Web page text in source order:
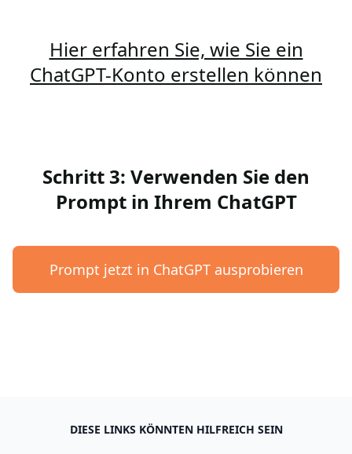
Hier erfahren Sie, wie Sie ein
ChatGPT-Konto erstellen können
Schritt 3: Verwenden Sie den
Prompt in Ihrem ChatGPT
Prompt jetzt in ChatGPT ausprobieren
DIESE LINKS KÖNNTEN HILFREICH SEIN